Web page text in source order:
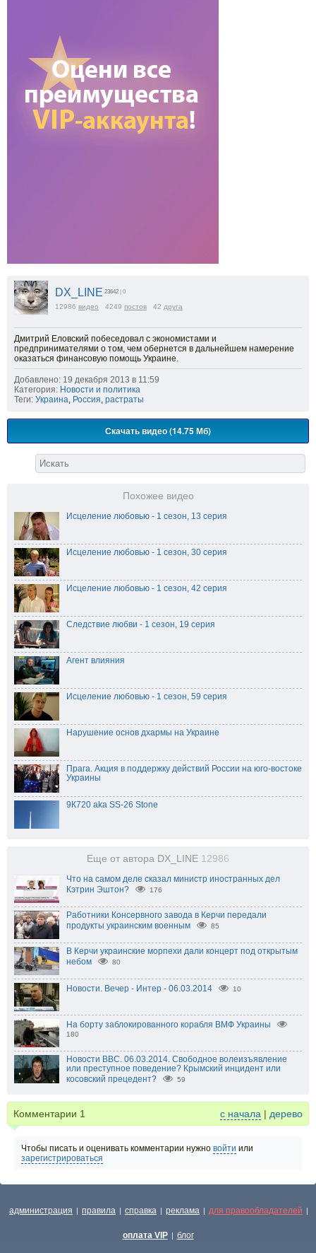
DX_LINE 23642 | 0
12986 видео 4249 постов 42 друга
Дмитрий Еловский побеседовал с экономистами и
предпринимателями о том, чем обернется в дальнейшем намерение
оказаться финансовую помощь Украине.
Добавлено: 19 декабря 2013 в 11:59
Категория: Новости и политика
Теги: Украина, Россия, растраты
Скачать видео (14.75 Мб)
Похожее видео
Исцеление любовью - 1 сезон, 13 серия
Исцеление любовью - 1 сезон, 30 серия
Исцеление любовью - 1 сезон, 42 серия
Следствие любви - 1 сезон, 19 серия
Агент влияния
Исцеление любовью - 1 сезон, 59 серия
Нарушение основ дхармы на Украине
Прага. Акция в поддержку действий России на юго-востоке
Украины
9К720 aka SS-26 Stone
Еще от автора DX_LINE 12986
Что на самом деле сказал министр иностранных дел
Кэтрин Эштон?
176
Работники Консервного завода в Керчи передали
продукты украинским военным
85
В Керчи украинские морпехи дали концерт под открытым
небом
80
Новости. Вечер - Интер - 06.03.2014 10
На борту заблокированного корабля ВМФ Украины
180
Новости BBC. 06.03.2014. Свободное волеизъявление
или преступное поведение? Крымский инцидент или
косовский прецедент?
59
Комментарии 1 с начала | дерево
Чтобы писать и оценивать комментарии нужно войти или
зарегистрироваться
администрация | правила | справка | реклама | для правообладателей |
оплата VIP | блог